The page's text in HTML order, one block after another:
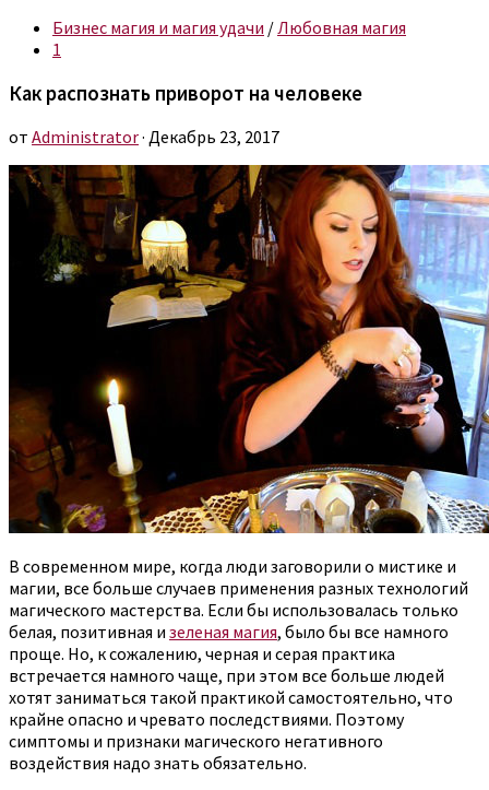
Бизнес магия и магия удачи /Любовная магия
1
Как распознать приворот на человеке
от Administrator· Декабрь 23, 2017
В современном мире, когда люди заговорили о мистике и
магии, все больше случаев применения разных технологий
магического мастерства. Если бы использовалась только
белая, позитивная и зеленая магия, было бы все намного
проще. Но, к сожалению, черная и серая практика
встречается намного чаще, при этом все больше людей
хотят заниматься такой практикой самостоятельно, что
крайне опасно и чревато последствиями. Поэтому
симптомы и признаки магического негативного
воздействия надо знать обязательно.